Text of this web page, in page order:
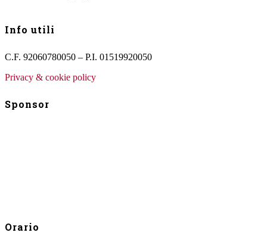
Info utili
C.F. 92060780050 – P.I. 01519920050
Privacy & cookie policy
Sponsor
Orario